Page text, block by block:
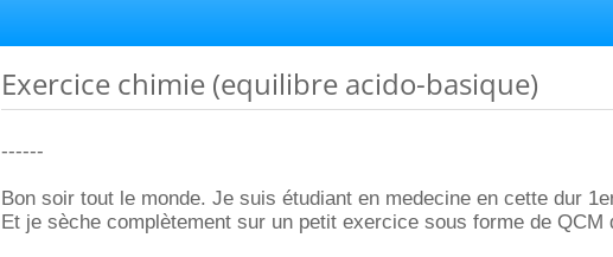
Exercice chimie (equilibre acido-basique)
------
Bon soir tout le monde. Je suis étudiant en medecine en cette dur
Et je sèche complètement sur un petit exercice sous forme de QCM